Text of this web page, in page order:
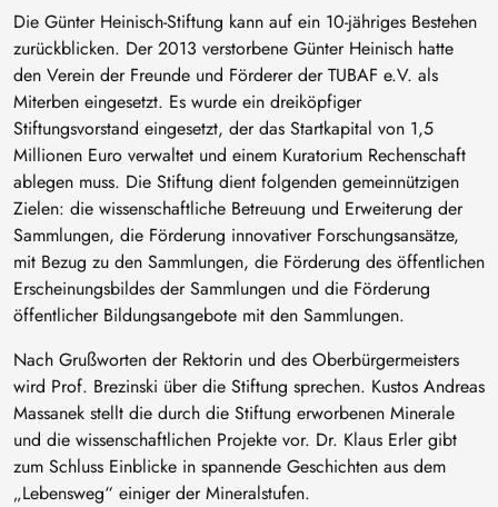
Die Günter Heinisch-Stiftung kann auf ein 10-jähriges Bestehen
zurückblicken. Der 2013 verstorbene Günter Heinisch hatte
den Verein der Freunde und Förderer der TUBAF e.V. als
Miterben eingesetzt. Es wurde ein dreiköpfiger
Stiftungsvorstand eingesetzt, der das Startkapital von 1,5
Millionen Euro verwaltet und einem Kuratorium Rechenschaft
ablegen muss. Die Stiftung dient folgenden gemeinnützigen
Zielen: die wissenschaftliche Betreuung und Erweiterung der
Sammlungen, die Förderung innovativer Forschungsansätze,
mit Bezug zu den Sammlungen, die Förderung des öffentlichen
Erscheinungsbildes der Sammlungen und die Förderung
öffentlicher Bildungsangebote mit den Sammlungen.
Nach Grußworten der Rektorin und des Oberbürgermeisters
wird Prof. Brezinski über die Stiftung sprechen. Kustos Andreas
Massanek stellt die durch die Stiftung erworbenen Minerale
und die wissenschaftlichen Projekte vor. Dr. Klaus Erler gibt
zum Schluss Einblicke in spannende Geschichten aus dem
„Lebensweg“ einiger der Mineralstufen.